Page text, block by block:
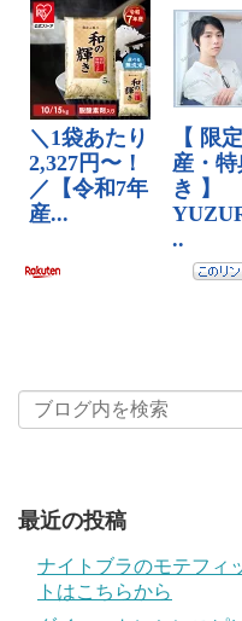
最近の投稿
ナイトブラのモテフ
トはこちらから